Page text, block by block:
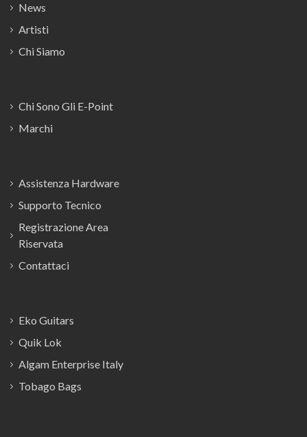
News
Artisti
Chi Siamo
Chi Sono Gli E-Point
Marchi
Assistenza Hardware
Supporto Tecnico
Registrazione Area
Riservata
Contattaci
Eko Guitars
Quik Lok
Algam Enterprise Italy
Tobago Bags